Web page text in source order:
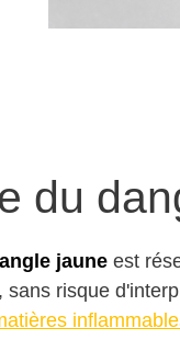
du
jaune est
risque